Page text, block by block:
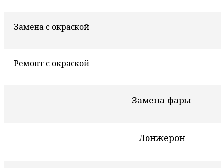
Замена с окраской
Ремонт с окраской
Замена фары
Лонжерон